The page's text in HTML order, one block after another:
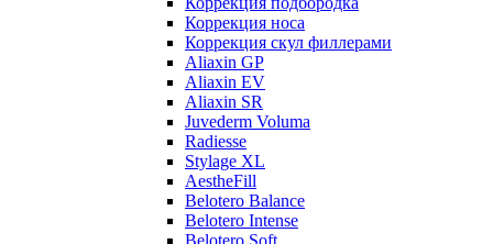
Коррекция носа
Коррекция скул филлерами
Aliaxin GP
Aliaxin EV
Aliaxin SR
Juvederm Voluma
Radiesse
Stylage XL
AestheFill
Belotero Balance
Belotero Intense
Belotero Soft